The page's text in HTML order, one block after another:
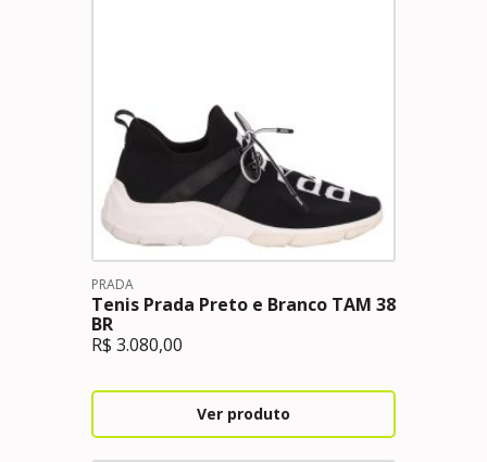
PRADA
Tenis Prada Preto e Branco TAM 38
BR
R$ 3.080,00
Ver produto